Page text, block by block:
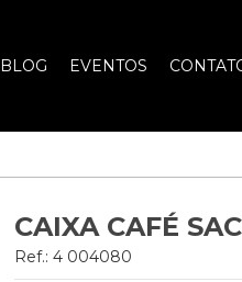
BLOG EVENTOS
CAIXA CAFÉ
Ref.: 4 004080